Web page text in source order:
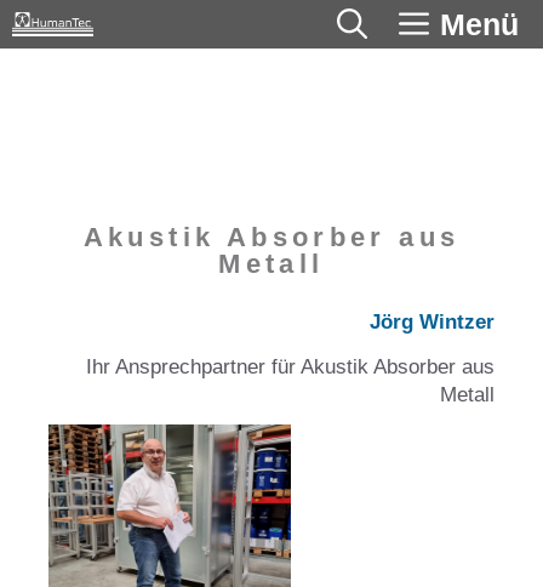
Zum
Inhalt
Menü
Akustik Absorber aus
Metall
Jörg Wintzer
Ihr Ansprechpartner für Akustik Absorber aus
Metall